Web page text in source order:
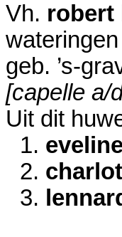
Vh. robert
wateringen
geb. ’s-
[capelle a/
Uit dit
1.
2.
3.